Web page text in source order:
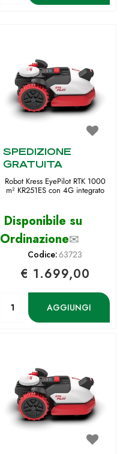
SPEDIZIONE
GRATUITA
Robot Kress EyePilot RTK 1000
m² KR251ES con 4G integrato
Disponibile su
Ordinazione✉
Codice:63723
€ 1.699,00
AGGIUNGI